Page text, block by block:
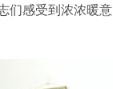
们感受到浓浓暖